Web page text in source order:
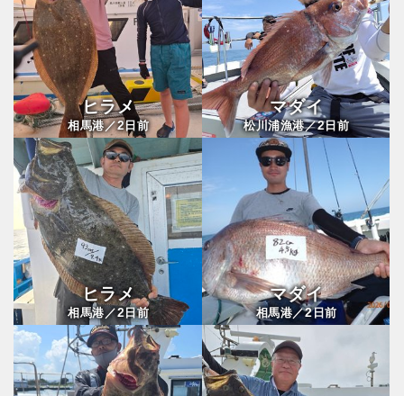
ヒラメ
相馬港／2日前
マダイ
松川浦漁港／2日前
ヒラメ
相馬港／2 日前
マダイ
相馬港／2日前